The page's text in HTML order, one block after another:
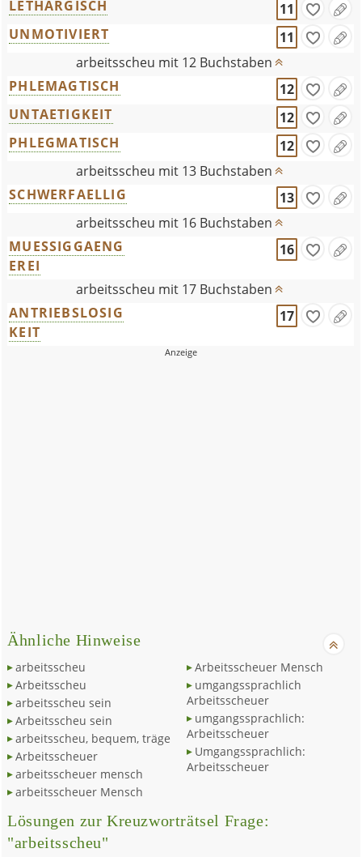
LETHARGISCH
11
UNMOTIVIERT
11
arbeitsscheu mit 12 Buchstaben
PHLEMAGTISCH
12
UNTAETIGKEIT
12
PHLEGMATISCH
12
arbeitsscheu mit 13 Buchstaben
SCHWERFAELLIG
13
arbeitsscheu mit 16 Buchstaben
MUESSIGGAENG
EREI
16
arbeitsscheu mit 17 Buchstaben
ANTRIEBSLOSIG
KEIT
17
Ähnliche Hinweise
arbeitsscheu
Arbeitsscheu
arbeitsscheu sein
Arbeitsscheu sein
arbeitsscheu, bequem, träge
Arbeitsscheuer
arbeitsscheuer mensch
arbeitsscheuer Mensch
Arbeitsscheuer Mensch
umgangssprachlich
Arbeitsscheuer
umgangssprachlich:
Arbeitsscheuer
Umgangssprachlich:
Arbeitsscheuer
Lösungen zur Kreuzworträtsel Frage:
"arbeitsscheu"